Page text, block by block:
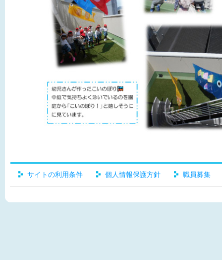
サイトの利用条件 個人情報保護方針 職員募集